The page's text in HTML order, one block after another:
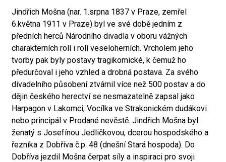
Jindřich Mošna (nar. 1.srpna 1837 v Praze, zemřel
6.května 1911 v Praze) byl ve své době jedním z
předních herců Národního divadla v oboru vážných
charakterních rolí i rolí veseloherních. Vrcholem jeho
tvorby pak byly postavy tragikomické, k čemuž ho
předurčoval i jeho vzhled a drobná postava. Za svého
divadelního působení ztvárnil více než 500 postav a do
dějin českého herectví se nesmazatelně zapsal jako
Harpagon v Lakomci, Vocílka ve Strakonickém dudákovi
nebo principál v Prodané nevěstě. Jindřich Mošna byl
ženatý s Josefínou Jedličkovou, dcerou hospodského a
řezníka z Dobříva č.p. 48 (dnešní Stará hospoda). Do
Dobříva jezdil Mošna čerpat síly a inspiraci pro svoji